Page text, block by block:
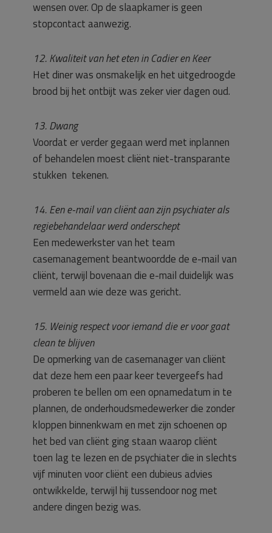
wensen over. Op de slaapkamer is geen
stopcontact aanwezig.
12. Kwaliteit van het eten in Cadier en Keer
Het diner was onsmakelijk en het uitgedroogde
brood bij het ontbijt was zeker vier dagen oud.
13. Dwang
Voordat er verder gegaan werd met inplannen
of behandelen moest cliënt niet-transparante
stukken tekenen.
14. Een e-mail van cliënt aan zijn psychiater als
regiebehandelaar werd onderschept
Een medewerkster van het team
casemanagement beantwoordde de e-mail van
cliënt, terwijl bovenaan die e-mail duidelijk was
vermeld aan wie deze was gericht.
15. Weinig respect voor iemand die er voor gaat
clean te blijven
De opmerking van de casemanager van cliënt
dat deze hem een paar keer tevergeefs had
proberen te bellen om een opnamedatum in te
plannen, de onderhoudsmedewerker die zonder
kloppen binnenkwam en met zijn schoenen op
het bed van cliënt ging staan waarop cliënt
toen lag te lezen en de psychiater die in slechts
vijf minuten voor cliënt een dubieus advies
ontwikkelde, terwijl hij tussendoor nog met
andere dingen bezig was.